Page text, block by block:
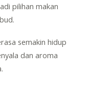
pilihan makan
semakin hidup
dan aroma